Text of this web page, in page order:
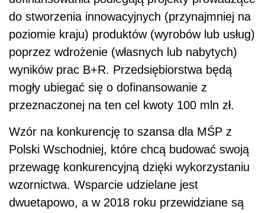
do stworzenia innowacyjnych (przynajmniej na
poziomie kraju) produktów (wyrobów lub usług)
poprzez wdrożenie (własnych lub nabytych)
wyników prac B+R. Przedsiębiorstwa będą
mogły ubiegać się o dofinansowanie z
przeznaczonej na ten cel kwoty 100 mln zł.
Wzór na konkurencję to szansa dla MŚP z
Polski Wschodniej, które chcą budować swoją
przewagę konkurencyjną dzięki wykorzystaniu
wzornictwa. Wsparcie udzielane jest
dwuetapowo, a w 2018 roku przewidziane są